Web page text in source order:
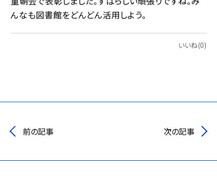
んなも図書館をどんどん活用しよう。
いいね(0)
前の記事 次の記事